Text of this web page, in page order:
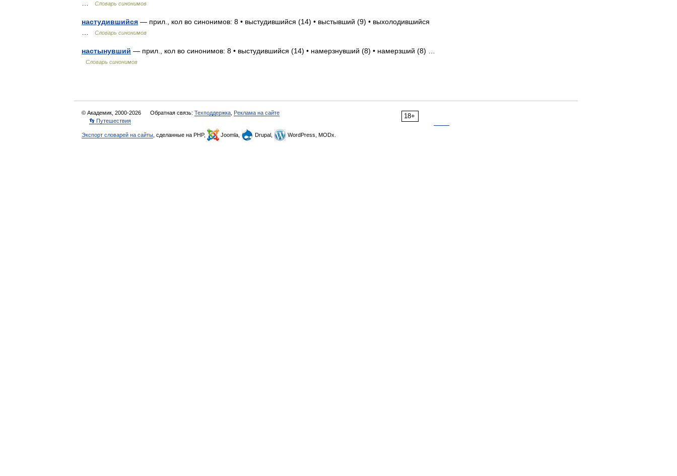
Словарь синонимов
настудившийся — прил., кол во синонимов: 8 • выстудившийся (14) • выстывший (9) • выхолодившийся
Словарь синонимов
настынувший — прил., кол во синонимов: 8 • выстудившийся (14) • намерзнувший (8) • намерзший (8) …
Словарь синонимов
18+
© Академик, 2000-2026 Обратная связь: Техподдержка Реклама на сайте
👣 Путешествия
Экспорт словарей на сайты , сделанные на PHP, Joomla, Drupal, WordPress, MODx.